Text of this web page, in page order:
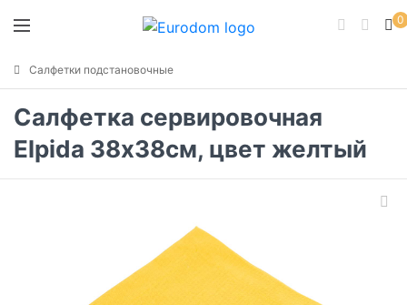
0
Салфетки подстановочные
Салфетка сервировочная
Elpida 38х38см, цвет желтый